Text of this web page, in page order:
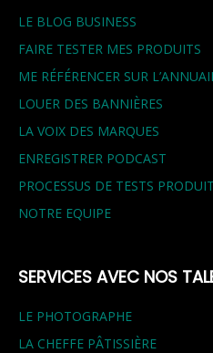
LE BLOG BUSINESS
FAIRE TESTER MES PRODUITS
ME RÉFÉRENCER SUR
LOUER DES BANNIÈRES
LA VOIX DES MARQUES
ENREGISTRER PODCAST
PROCESSUS DE TESTS
NOTRE EQUIPE
SERVICES AVEC NOS
LE PHOTOGRAPHE
LA CHEFFE PÂTISSIÈRE